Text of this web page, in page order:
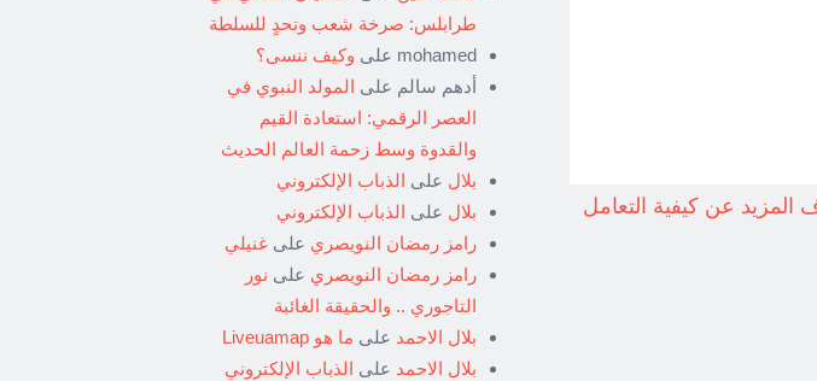
المزيد عن كيفية التعامل
طرابلس: صرخة شعب وتحدٍ للسلطة
mohamed على وكيف ننسى؟
أدهم سالم على المولد النبوي في
العصر الرقمي: استعادة القيم
والقدوة وسط زحمة العالم الحديث
بلال على الذباب الإلكتروني
بلال على الذباب الإلكتروني
رامز رمضان النويصري على غنيلي
رامز رمضان النويصري على نور
التاجوري .. والحقيقة الغائبة
بلال الاحمد على ما هو Liveuamap
بلال الاحمد على الذباب الإلكتروني